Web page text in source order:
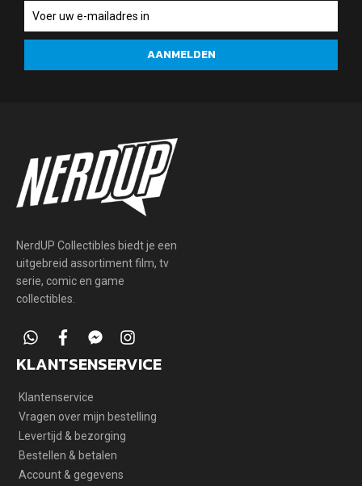
ontvang
als
acties
AANMELDEN
NerdUP Collectibles biedt je een
uitgebreid assortiment film, tv
serie, comic en game
collectibles.
whatsappfacebook
facebook-instagram
KLANTSENSERVICE
Klantenservice
Vragen over mijn bestelling
Levertijd & bezorging
Bestellen & betalen
Account & gegevens